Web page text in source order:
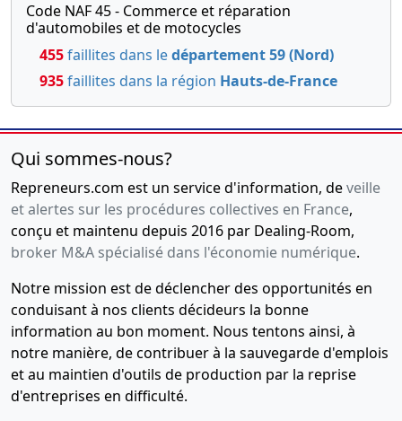
Code NAF 45 - Commerce et réparation
d'automobiles et de motocycles
455faillites dans ledépartement 59 (Nord)
935faillites dans la région Hauts-de-France
Qui sommes-nous?
Repreneurs.com est un service d'information, deveille
et alertes sur les procédures collectives en France,
conçu et maintenu depuis 2016 par Dealing-Room,
broker M&A spécialisé dans l'économie numérique.
Notre mission est de déclencher des opportunités en
conduisant à nos clients décideurs la bonne
information au bon moment. Nous tentons ainsi, à
notre manière, de contribuer à la sauvegarde d'emplois
et au maintien d'outils de production par la reprise
d'entreprises en difficulté.